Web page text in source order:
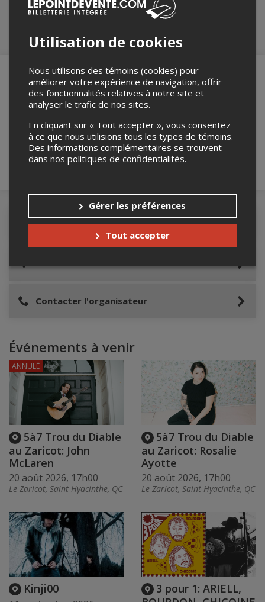
billetterie@lezaricot.com.
Achat de billets
Merci de confirmer que vous n'êtes pas un
Détails de l'événement
Contacter l'organisateur
Événements à venir
5à7 Trou du Diable
au Zaricot: John
McLaren
20 août 2026, 17h00
Le Zaricot, Saint-Hyacinthe, QC
ANNULÉ
5à7 Trou du Diable
au Zaricot: Rosalie
Ayotte
20 août 2026, 17h00
Le Zaricot, Saint-Hyacinthe, QC
Kinji00
3 pour 1: ARIELL,
Utilisation de cookies
Nous utilisons des témoins (cookies) pour
améliorer votre expérience de navigation, offrir
des fonctionnalités relatives à notre site et
analyser le trafic de nos sites.
En cliquant sur « Tout accepter », vous consentez
à ce que nous utilisions tous les types de témoins.
Des informations complémentaires se trouvent
dans nos politiques de confidentialités.
Gérer les préférences
Tout accepter